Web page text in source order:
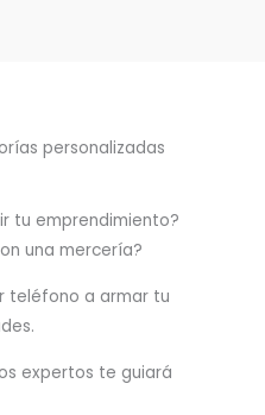
personalizadas
tu emprendimiento?
una mercería?
teléfono a armar tu
expertos te guiará